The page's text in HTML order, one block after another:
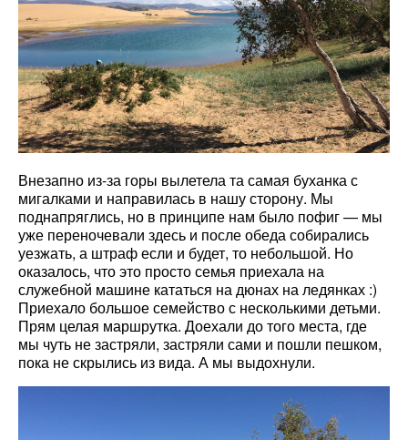
Внезапно из-за горы вылетела та самая буханка с
мигалками и направилась в нашу сторону. Мы
поднапряглись, но в принципе нам было пофиг — мы
уже переночевали здесь и после обеда собирались
уезжать, а штраф если и будет, то небольшой. Но
оказалось, что это просто семья приехала на
служебной машине кататься на дюнах на ледянках :)
Приехало большое семейство с несколькими детьми.
Прям целая маршрутка. Доехали до того места, где
мы чуть не застряли, застряли сами и пошли пешком,
пока не скрылись из вида. А мы выдохнули.